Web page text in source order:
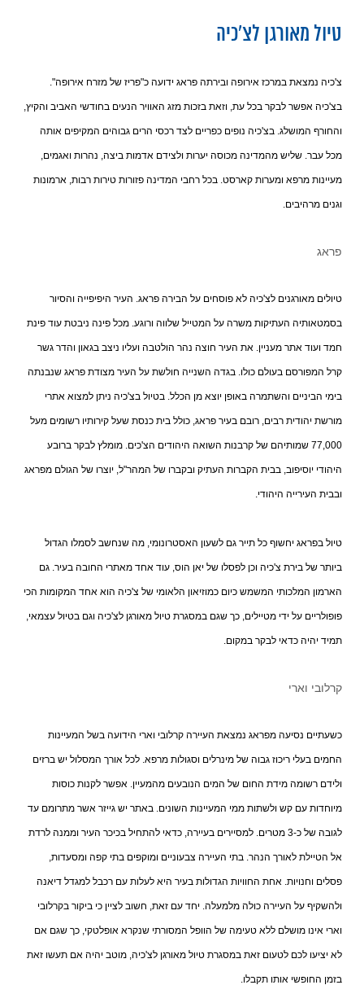
טיול מאורגן לצ'כיה
צ'כיה נמצאת במרכז אירופה ובירתה פראג ידועה כ"פריז של מזרח אירופה".
בצ'כיה אפשר לבקר בכל עת, וזאת בזכות מזג האוויר הנעים בחודשי האביב והקיץ,
והחורף המושלג. בצ'כיה נופים כפריים לצד רכסי הרים גבוהים המקיפים אותה
מכל עבר. שליש מהמדינה מכוסה יערות ולצידם אדמות ביצה, נהרות ואגמים,
מעיינות מרפא ומערות קארסט. בכל רחבי המדינה פזורות טירות רבות, ארמונות
וגנים מרהיבים.
פראג
טיולים מאורגנים לצ'כיה לא פוסחים על הבירה פראג. העיר היפיפייה והסיור
בסמטאותיה העתיקות משרה על המטייל שלווה ורוגע. מכל פינה ניבטת עוד פינת
חמד ועוד אתר מעניין. את העיר חוצה נהר הולטבה ועליו ניצב בגאון והדר גשר
קרל המפורסם בעולם כולו. בגדה השנייה חולשת על העיר מצודת פראג שנבנתה
בימי הביניים והשתמרה באופן יוצא מן הכלל. בטיול בצ'כיה ניתן למצוא אתרי
מורשת יהודית רבים, רובם בעיר פראג, כולל בית כנסת שעל קירותיו רשומים מעל
77,000 שמותיהם של קרבנות השואה היהודים הצ'כים. מומלץ לבקר ברובע
היהודי יוסיפוב, בבית הקברות העתיק ובקברו של המהר"ל, יוצרו של הגולם מפראג
ובבית העירייה היהודי.
טיול בפראג יחשוף כל תייר גם לשעון האסטרונומי, מה שנחשב לסמלו הגדול
ביותר של בירת צ'כיה וכן לפסלו של יאן הוס, עוד אחד מאתרי החובה בעיר. גם
הארמון המלכותי המשמש כיום כמוזיאון הלאומי של צ'כיה הוא אחד המקומות הכי
פופולריים על ידי מטיילים, כך שגם במסגרת טיול מאורגן לצ'כיה וגם בטיול עצמאי,
תמיד יהיה כדאי לבקר במקום.
קרלובי וארי
כשעתיים נסיעה מפראג נמצאת העיירה קרלובי וארי הידועה בשל המעיינות
החמים בעלי ריכוז גבוה של מינרלים וסגולות מרפא. לכל אורך המסלול יש ברזים
ולידם רשומה מידת החום של המים הנובעים מהמעיין. אפשר לקנות כוסות
מיוחדות עם קש ולשתות ממי המעיינות השונים. באתר יש גייזר אשר מתרומם עד
לגובה של כ-3 מטרים. למסיירים בעיירה, כדאי להתחיל בכיכר העיר וממנה לרדת
אל הטיילת לאורך הנהר. בתי העיירה צבעוניים ומוקפים בתי קפה ומסעדות,
פסלים וחנויות. אחת החוויות הגדולות בעיר היא לעלות עם רכבל למגדל דיאנה
ולהשקיף על העיירה כולה מלמעלה. יחד עם זאת, חשוב לציין כי ביקור בקרלובי
וארי אינו מושלם ללא טעימה של הוופל המסורתי שנקרא אופלטקי, כך שגם אם
לא יציעו לכם לטעום זאת במסגרת טיול מאורגן לצ'כיה, מוטב יהיה אם תעשו זאת
בזמן החופשי אותו תקבלו.